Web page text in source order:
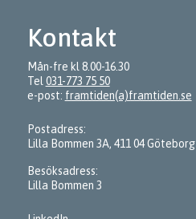
Kontakt
Mån-fre kl 8.00-16.30
Tel 031-773 75 50
e-post: framtiden(a)framtiden.se
Postadress:
Lilla Bommen 3A, 411 04 Göteborg
Besöksadress:
Lilla Bommen 3